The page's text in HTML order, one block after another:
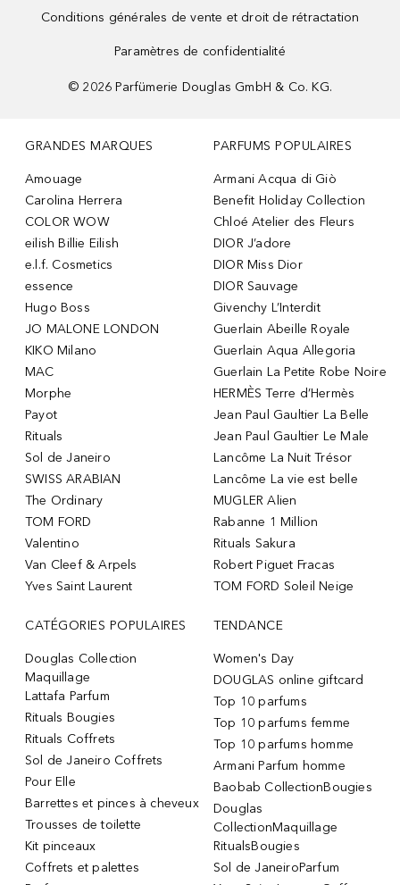
Conditions générales de vente et droit de rétractation
Paramètres de confidentialité
© 2026 Parfümerie Douglas GmbH & Co. KG.
GRANDES MARQUES
Amouage
Carolina Herrera
COLOR WOW
eilish Billie Eilish
e.l.f. Cosmetics
essence
Hugo Boss
JO MALONE LONDON
KIKO Milano
MAC
Morphe
Payot
Rituals
Sol de Janeiro
SWISS ARABIAN
The Ordinary
TOM FORD
Valentino
Van Cleef & Arpels
Yves Saint Laurent
PARFUMS POPULAIRES
Armani Acqua di Giò
Benefit Holiday Collection
Chloé Atelier des Fleurs
DIOR J’adore
DIOR Miss Dior
DIOR Sauvage
Givenchy L’Interdit
Guerlain Abeille Royale
Guerlain Aqua Allegoria
Guerlain La Petite Robe Noire
HERMÈS Terre d’Hermès
Jean Paul Gaultier La Belle
Jean Paul Gaultier Le Male
Lancôme La Nuit Trésor
Lancôme La vie est belle
MUGLER Alien
Rabanne 1 Million
Rituals Sakura
Robert Piguet Fracas
TOM FORD Soleil Neige
CATÉGORIES POPULAIRES
Douglas Collection
Maquillage
Lattafa Parfum
Rituals Bougies
Rituals Coffrets
Sol de Janeiro Coffrets
Pour Elle
Barrettes et pinces à cheveux
Trousses de toilette
Kit pinceaux
Coffrets et palettes
TENDANCE
Women's Day
DOUGLAS online giftcard
Top 10 parfums
Top 10 parfums femme
Top 10 parfums homme
Armani Parfum homme
Baobab CollectionBougies
Douglas
CollectionMaquillage
RitualsBougies
Sol de JaneiroParfum